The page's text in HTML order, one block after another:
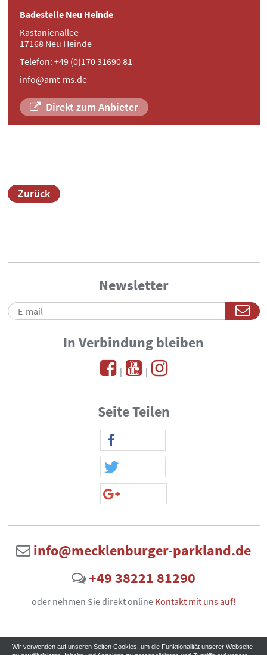
Badestelle Neu Heinde
Kastanienallee
17168 Neu Heinde
Telefon: +49 (0)170 31690 81
info@amt-ms.de
Direkt zum Anbieter
Zurück
Newsletter
In Verbindung bleiben
| |
Seite Teilen
info@mecklenburger-parkland.de
+49 38221 81290
oder nehmen Sie direkt online Kontakt mit uns auf!
Wir verwenden auf unseren Seiten Cookies, um die Funktionalität unserer Webseite